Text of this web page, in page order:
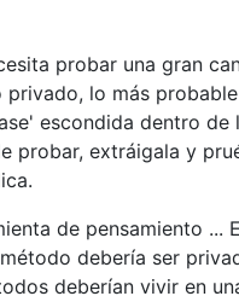
probar una gran
lo más
escondida dentro de
probar, extráigala y
de pensamiento ...
debería ser
deberían vivir en